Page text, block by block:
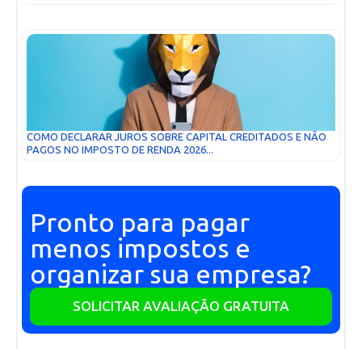
COMO DECLARAR JUROS SOBRE CAPITAL CREDITADOS E NÃO
PAGOS NO IMPOSTO DE RENDA 2026...
Pronto para pagar
menos impostos e
organizar sua empresa?
SOLICITAR AVALIAÇÃO GRATUITA